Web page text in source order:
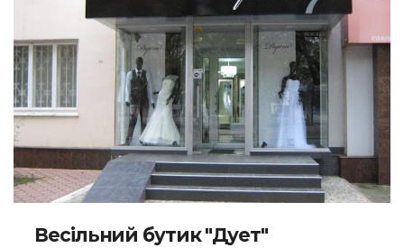
Весільний бутик "Дует"